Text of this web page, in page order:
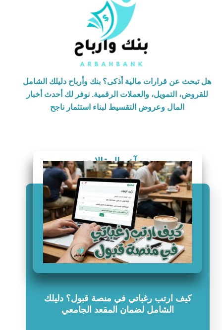
هل تبحث عن قرارات مالية أذكى؟ بنك وأرباح دليلك الشامل
للقروض، التمويل، والعملات الرقمية. نوفر لك أحدث أخبار
المال وعروض التقسيط لبناء استثمار ناجح
آخر المقالات
كيف ارتب رغباتي في منصة قبول؟ دليلك
الشامل لضمان المقعد الجامعي